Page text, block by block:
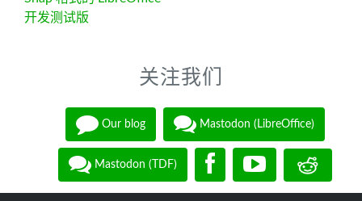
开发测试版
关注我们
Our blog Mastodon (LibreOffice)
Mastodon (TDF)